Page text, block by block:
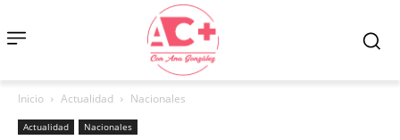
Inicio Actualidad Nacionales
Actualidad Nacionales